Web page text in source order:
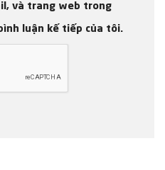
và trang web trong
luận kế tiếp của tôi.